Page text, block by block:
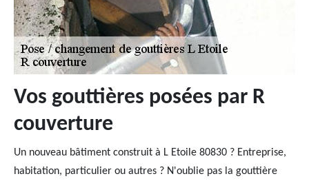
Vos gouttières posées par R
couverture
Un nouveau bâtiment construit à L Etoile 80830 ? Entreprise,
habitation, particulier ou autres ? N'oublie pas la gouttière